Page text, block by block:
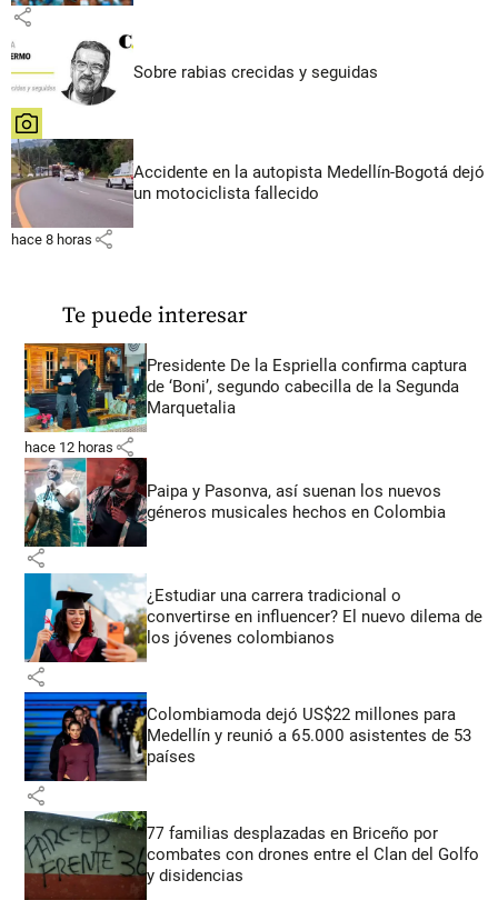
share
Sobre rabias crecidas y seguidas
share
Accidente en la autopista Medellín-Bogotá dejó
un motociclista fallecido
hace 8 horas share
Te puede interesar
Presidente De la Espriella confirma captura
de ‘Boni’, segundo cabecilla de la Segunda
Marquetalia
hace 12 horas share
Paipa y Pasonva, así suenan los nuevos
géneros musicales hechos en Colombia
share
¿Estudiar una carrera tradicional o
convertirse en influencer? El nuevo dilema de
los jóvenes colombianos
share
Colombiamoda dejó US$22 millones para
Medellín y reunió a 65.000 asistentes de 53
países
share
77 familias desplazadas en Briceño por
combates con drones entre el Clan del Golfo
y disidencias